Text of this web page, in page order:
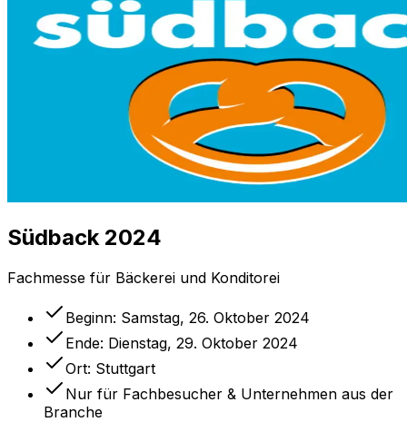
Südback 2024
Fachmesse für Bäckerei und Konditorei
Beginn: Samstag, 26. Oktober 2024
Ende: Dienstag, 29. Oktober 2024
Ort: Stuttgart
Nur für Fachbesucher & Unternehmen aus der
Branche